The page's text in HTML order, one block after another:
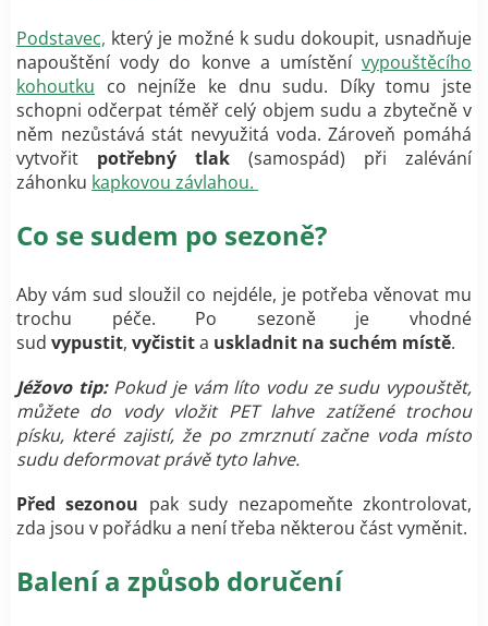
Podstavec, který je možné k sudu dokoupit, usnadňuje
napouštění vody do konve a umístění vypouštěcího
kohoutku co nejníže ke dnu sudu. Díky tomu jste
schopni odčerpat téměř celý objem sudu a zbytečně v
něm nezůstává stát nevyužitá voda. Zároveň pomáhá
vytvořit potřebný tlak (samospád) při zalévání
záhonku kapkovou závlahou.
Co se sudem po sezoně?
Aby vám sud sloužil co nejdéle, je potřeba věnovat mu
trochu péče. Po sezoně je vhodné
sud vypustit, vyčistita uskladnit na suchém místě.
Jéžovo tip:Pokud je vám líto vodu ze sudu vypouštět,
můžete do vody vložit PET lahve zatížené trochou
písku, které zajistí, že po zmrznutí začne voda místo
sudu deformovat právě tyto lahve.
Před sezonou pak sudy nezapomeňte zkontrolovat,
zda jsou v pořádku a není třeba některou část vyměnit.
Balení a způsob doručení